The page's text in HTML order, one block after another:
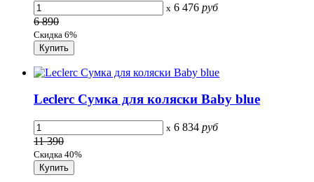
x 6 476 руб
6 890
Скидка 6%
Leclerc Сумка для коляски Baby blue
x 6 834 руб
11 390
Скидка 40%